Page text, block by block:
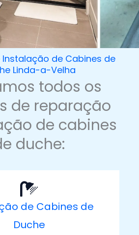
de Cabines de
Linda-a-Velha
todos os
de reparação
de cabines
duche:
de Cabines de
Duche